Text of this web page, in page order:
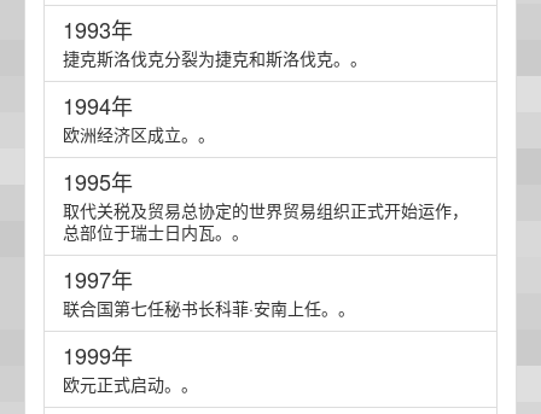
1993年
捷克斯洛伐克分裂为捷克和斯洛伐克。。
1994年
欧洲经济区成立。。
1995年
取代关税及贸易总协定的世界贸易组织正式开始运作，
总部位于瑞士日内瓦。。
1997年
联合国第七任秘书长科菲·安南上任。。
1999年
欧元正式启动。。